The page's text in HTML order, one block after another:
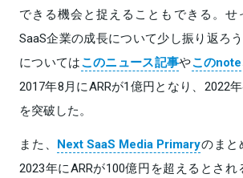
できる機会と捉えることもできる。せ
SaaS企業の成長について少し振り返ろ
についてはこのニュース記事やこのnote
2017年8月にARRが1億円となり、2022
を突破した。
また、 Next SaaS Media Primaryのまと
2023年にARRが100億円を超えるとされ